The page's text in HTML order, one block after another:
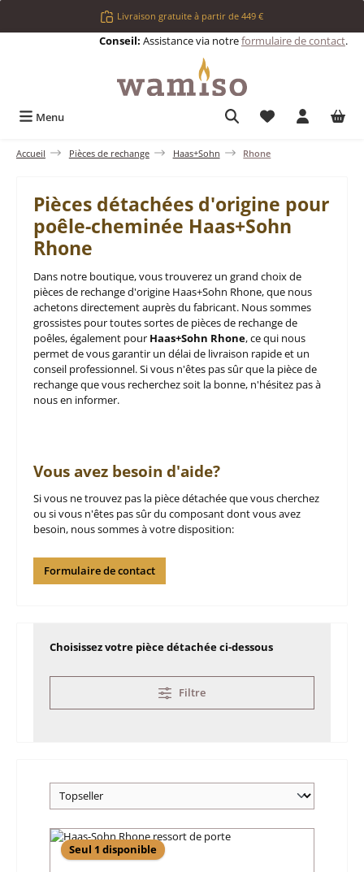
Passer au contenu principalLivraison gratuite à partir de 449 €
Conseil: Assistance via notreformulaire de contact.
Menu Vous avez 0
Accueil Pièces de rechange Haas+Sohn Rhone
Pièces détachées d'origine pour
poêle-cheminée Haas+Sohn
Rhone
Dans notre boutique, vous trouverez un grand choix de
pièces de rechange d'origine Haas+Sohn Rhone, que nous
achetons directement auprès du fabricant. Nous sommes
grossistes pour toutes sortes de pièces de rechange de
poêles, également pour Haas+Sohn Rhone, ce qui nous
permet de vous garantir un délai de livraison rapide et un
conseil professionnel. Si vous n'êtes pas sûr que la pièce de
rechange que vous recherchez soit la bonne, n'hésitez pas à
nous en informer.
Vous avez besoin d'aide?
Si vous ne trouvez pas la pièce détachée que vous cherchez
ou si vous n'êtes pas sûr du composant dont vous avez
besoin, nous sommes à votre disposition:
Formulaire de contact
Choisissez votre pièce détachée ci-dessous
Filtre
Seul 1 disponible